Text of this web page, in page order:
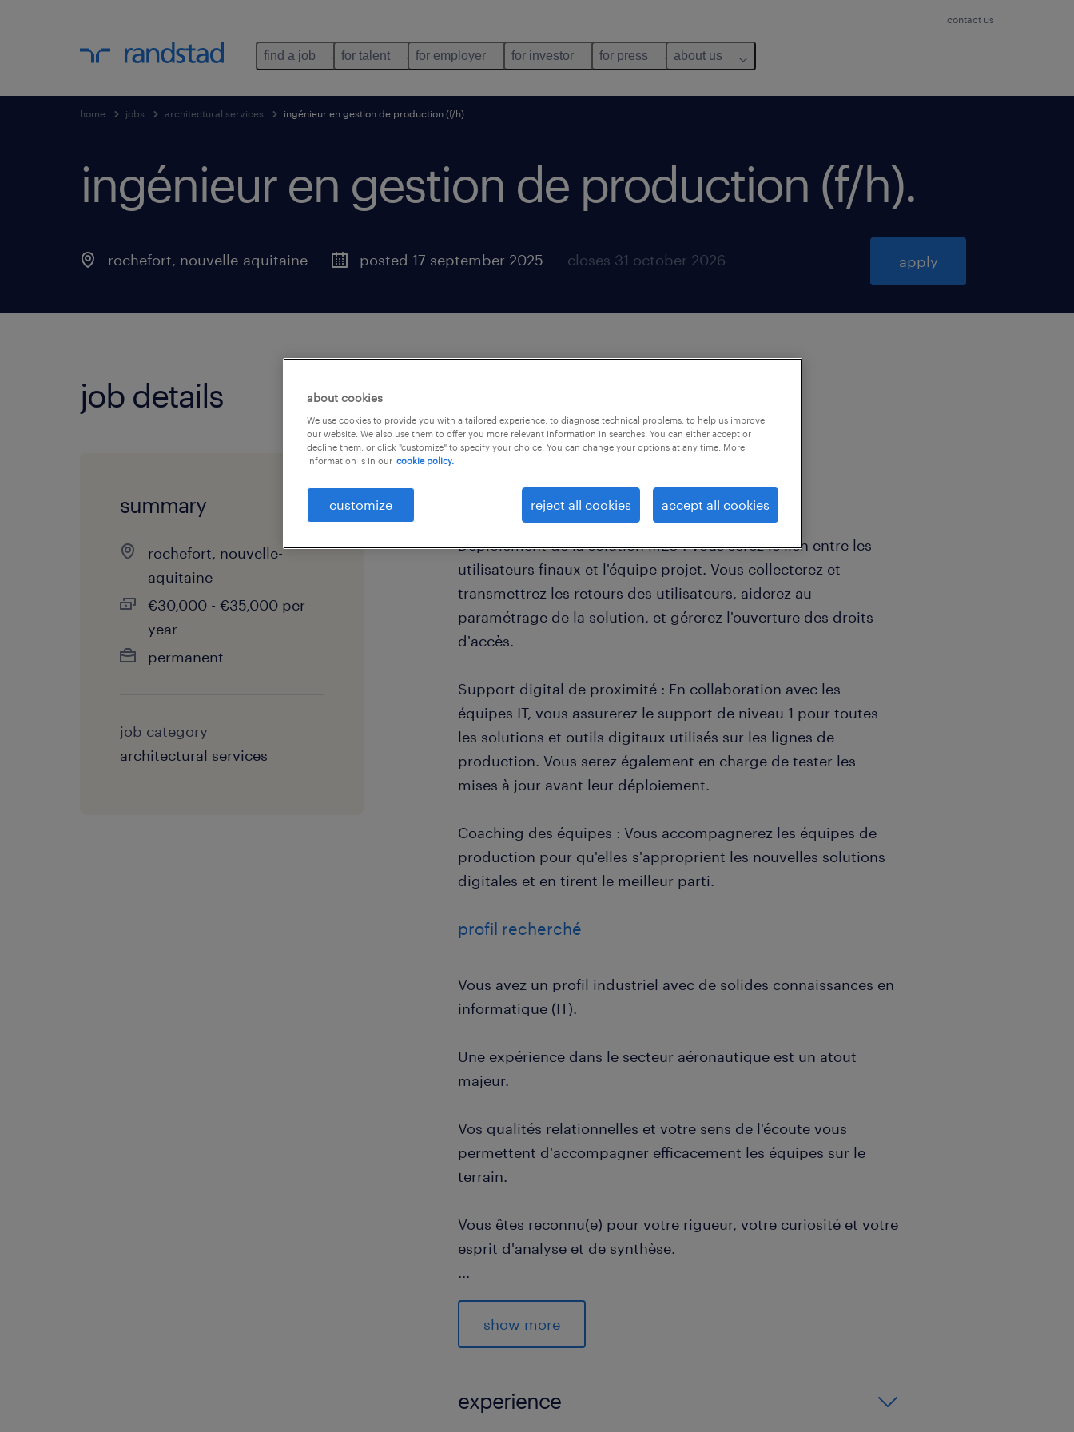
contact us
find a job for talent for employer for investor for press about us
home jobs architectural services ingénieur en gestion de production (f/h)
ingénieur en gestion de production (f/h).
rochefort, nouvelle-aquitaine posted 17 september 2025 closes 31 october 2026 apply
job details
summary
rochefort, nouvelle-
aquitaine
€30,000 - €35,000 per
year
permanent
job category
architectural services
Vos missions principales :
Déploiement de la solution MES : Vous serez le lien entre les
utilisateurs finaux et l'équipe projet. Vous collecterez et
transmettrez les retours des utilisateurs, aiderez au
paramétrage de la solution, et gérerez l'ouverture des droits
d'accès.
Support digital de proximité : En collaboration avec les
équipes IT, vous assurerez le support de niveau 1 pour toutes
les solutions et outils digitaux utilisés sur les lignes de
production. Vous serez également en charge de tester les
mises à jour avant leur déploiement.
Coaching des équipes : Vous accompagnerez les équipes de
production pour qu'elles s'approprient les nouvelles solutions
digitales et en tirent le meilleur parti.
profil recherché
Vous avez un profil industriel avec de solides connaissances en
informatique (IT).
Une expérience dans le secteur aéronautique est un atout
majeur.
Vos qualités relationnelles et votre sens de l'écoute vous
permettent d'accompagner efficacement les équipes sur le
terrain.
Vous êtes reconnu(e) pour votre rigueur, votre curiosité et votre
esprit d'analyse et de synthèse.
...
Si vous êtes passionné(e) par la digitalisation de l'industrie et
que vous souhaitez participer à des projets innovants, postulez
dès maintenant !
à propos de notre client
show more
experience
about cookies
We use cookies to provide you with a tailored experience, to diagnose technical problems, to help us improve
our website. We also use them to offer you more relevant information in searches. You can either accept or
decline them, or click "customize" to specify your choice. You can change your options at any time. More
information is in our cookie policy.
customize reject all cookies accept all cookies